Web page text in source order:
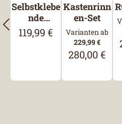
Selbstklebe
nde
Bitumen-
Dachbahn
Regulärer Preis:
119,99 €
Kastenrinn
en-Set
Varianten ab
229,99 €
Regulärer
280,00 €